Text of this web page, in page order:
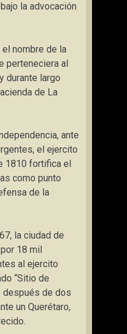
la advocación
nombre de la
perteneciera al
durante largo
de La
ante
el ejercito
1810 fortifica el
como punto
de la
la ciudad de
18 mil
al ejercito
“Sitio de
después de dos
un Querétaro,